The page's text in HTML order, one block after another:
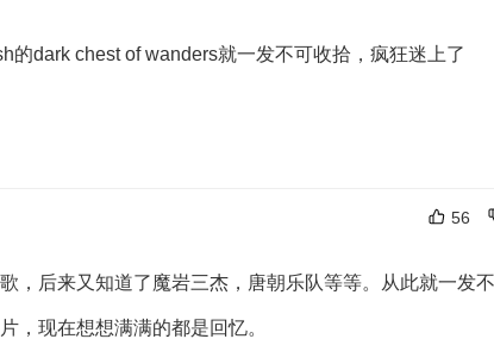
dark chest of wanders就一发不可收拾，疯狂迷上了
56
，后来又知道了魔岩三杰，唐朝乐队等等。从此就一发
，现在想想满满的都是回忆。